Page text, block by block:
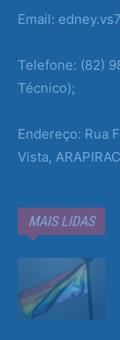
Email:
Telefone: (82)
Técnico);
Endereço: Rua
Vista,
MAIS LIDAS